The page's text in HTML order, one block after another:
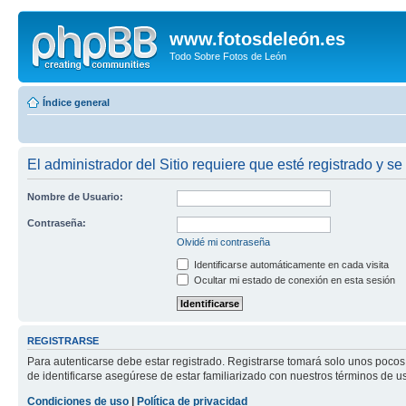
www.fotosdeleón.es
Todo Sobre Fotos de León
Índice general
El administrador del Sitio requiere que esté registrado y
Nombre de Usuario:
Contraseña:
Olvidé mi contraseña
Identificarse automáticamente en cada visita
Ocultar mi estado de conexión en esta sesión
REGISTRARSE
Para autenticarse debe estar registrado. Registrarse tomará solo unos
de identificarse asegúrese de estar familiarizado con nuestros términos de
Condiciones de uso
Política de privacidad